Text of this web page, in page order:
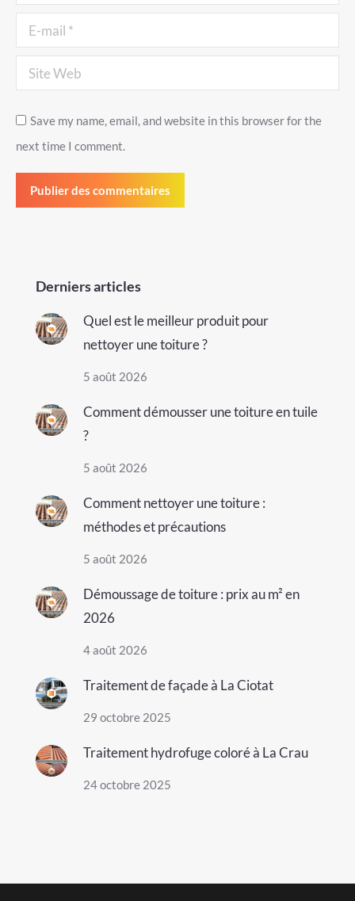
E-mail *
Site Web
Save my name, email, and website in this browser for the
next time I comment.
Publier des commentaires
Derniers articles
Quel est le meilleur produit pour
nettoyer une toiture ?
5 août 2026
Comment démousser une toiture en tuile
?
5 août 2026
Comment nettoyer une toiture :
méthodes et précautions
5 août 2026
Démoussage de toiture : prix au m² en
2026
4 août 2026
Traitement de façade à La Ciotat
29 octobre 2025
Traitement hydrofuge coloré à La Crau
24 octobre 2025